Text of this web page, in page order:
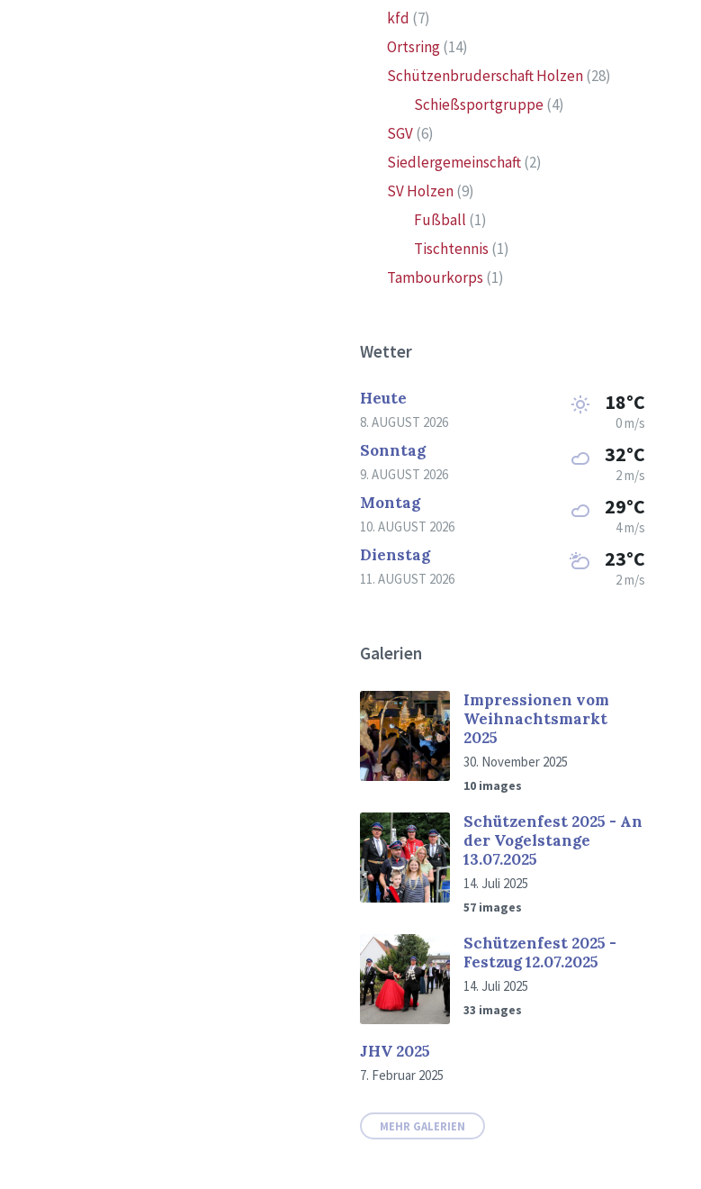
kfd (7)
Ortsring(14)
Schützenbruderschaft Holzen(28)
Schießsportgruppe(4)
SGV(6)
Siedlergemeinschaft(2)
SV Holzen(9)
Fußball (1)
Tischtennis (1)
Tambourkorps (1)
Wetter
Heute
8. AUGUST 2026
18°C
0 m/s
Sonntag
9. AUGUST 2026
32°C
2 m/s
Montag
10. AUGUST 2026
29°C
4 m/s
Dienstag
11. AUGUST 2026
23°C
2 m/s
Galerien
Impressionen vom
Weihnachtsmarkt
2025
30. November 2025
10 images
Schützenfest 2025 - An
der Vogelstange
13.07.2025
14. Juli 2025
57 images
Schützenfest 2025 -
Festzug 12.07.2025
14. Juli 2025
33 images
JHV 2025
7. Februar 2025
MEHR GALERIEN